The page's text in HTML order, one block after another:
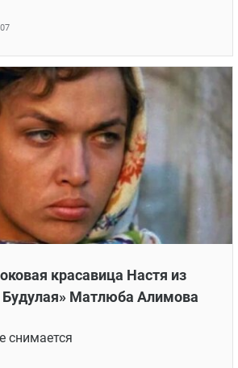
красавица Настя из
Матлюба Алимова
снимается